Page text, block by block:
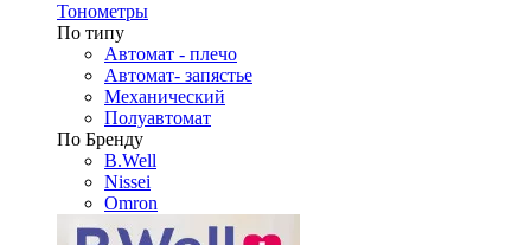
Тонометры
По типу
Автомат - плечо
Автомат- запястье
Механический
Полуавтомат
По Бренду
B.Well
Nissei
Omron